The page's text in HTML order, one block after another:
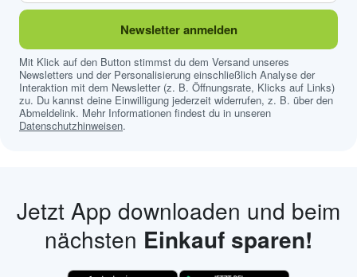
Newsletter anmelden
Mit Klick auf den Button stimmst du dem Versand unseres
Newsletters und der Personalisierung einschließlich Analyse der
Interaktion mit dem Newsletter (z. B. Öffnungsrate, Klicks auf Links)
zu. Du kannst deine Einwilligung jederzeit widerrufen, z. B. über den
Abmeldelink. Mehr Informationen findest du in unseren
Datenschutzhinweisen.
Jetzt App downloaden und beim
nächsten Einkauf sparen!